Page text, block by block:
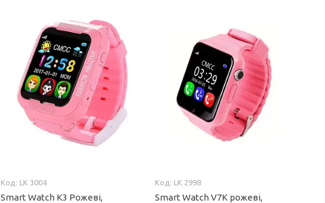
LK 3004
Smart Watch K3 Рожеві,
LK 2998
Smart Watch V7K рожеві,